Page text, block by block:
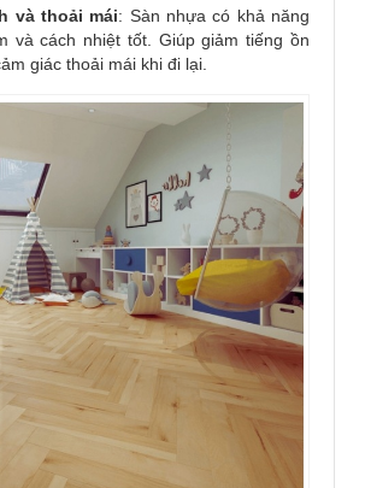
và thoải mái: Sàn nhựa có khả năng
và cách nhiệt tốt. Giúp giảm tiếng ồn
giác thoải mái khi đi lại.